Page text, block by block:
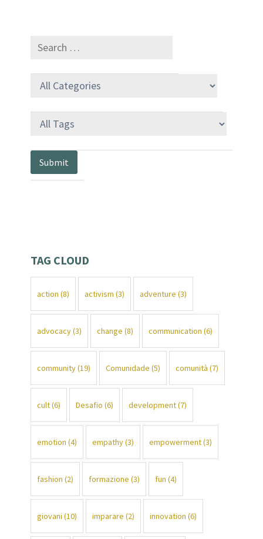
TAG CLOUD
action (8) activism (3) adventure (3)
advocacy(3) change (8) communication (6)
community(19) Comunidade (5) comunità (7)
cult(6) Desafio (6) development(7)
emotion (4) empathy(3) empowerment(3)
fashion (2) formazione (3) fun (4)
giovani (10) imparare (2) innovation (6)